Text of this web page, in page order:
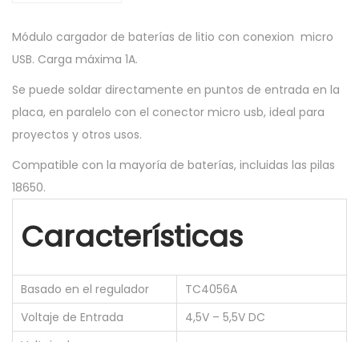
a
r
r
t
r
i
a
Módulo cargador de baterías de litio con conexion micro
USB. Carga máxima 1A.
Se puede soldar directamente en puntos de entrada en la
placa, en paralelo con el conector micro usb, ideal para
proyectos y otros usos.
Compatible con la mayoría de baterías, incluidas las pilas
18650.
Características
Basado en el regulador
TC4056A
Voltaje de Entrada
4,5V – 5,5V DC